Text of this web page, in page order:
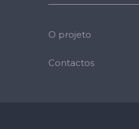
O projeto
Contactos